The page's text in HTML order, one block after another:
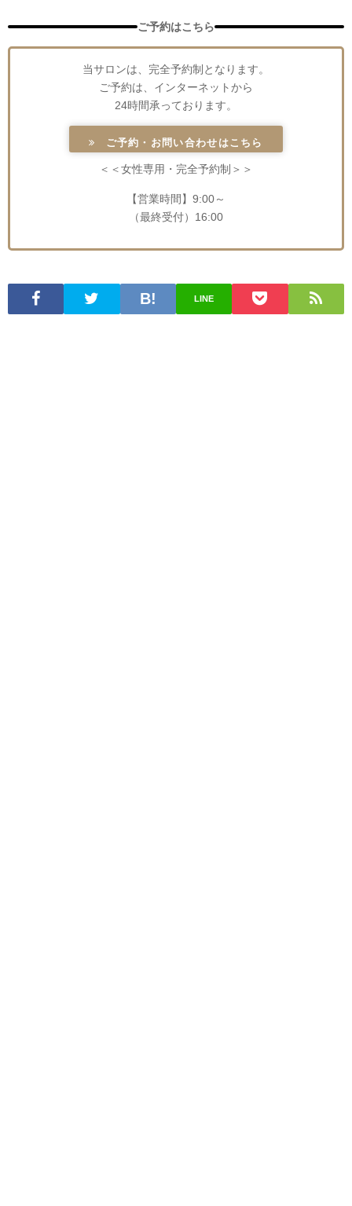
ご予約はこちら
当サロンは、完全予約制となります。
ご予約は、インターネットから
24時間承っております。
ご予約・お問い合わせはこちら
＜＜女性専用・完全予約制＞＞
【営業時間】9:00～
（最終受付）16:00
LINE